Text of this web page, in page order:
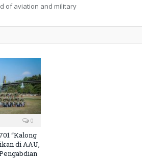
of aviation and military
0
“Kalong
di AAU,